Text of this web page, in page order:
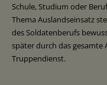
Schule, Studium oder
Thema Auslandseinsatz
des Soldatenberufs
später durch das gesamte
Truppendienst.